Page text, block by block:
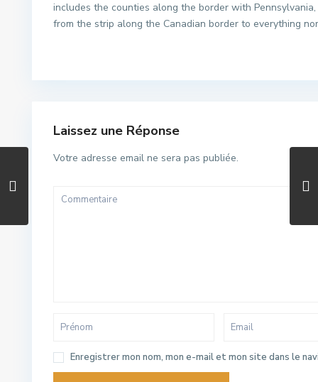
includes the counties along the border with
from the strip along the Canadian border to everything
Laissez une Réponse
Votre adresse email ne sera pas publiée.
Enregistrer mon nom, mon e-mail et mon site dans le